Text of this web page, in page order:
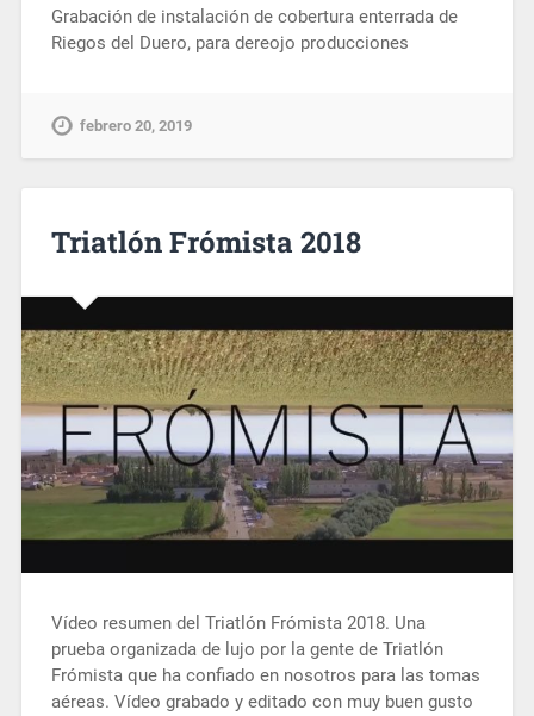
Grabación de instalación de cobertura enterrada de
Riegos del Duero, para dereojo producciones
febrero 20, 2019
Triatlón Frómista 2018
Vídeo resumen del Triatlón Frómista 2018. Una
prueba organizada de lujo por la gente de Triatlón
Frómista que ha confiado en nosotros para las tomas
aéreas. Vídeo grabado y editado con muy buen gusto